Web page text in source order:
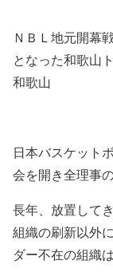
ＮＢＬ地元開幕
となった和歌山
和歌山
日本バスケット
会を開き全理事
長年、放置して
組織の刷新以外
ダー不在の組織